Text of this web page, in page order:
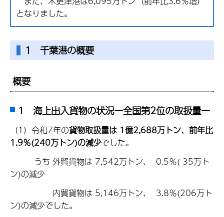
となりました。
1 千葉港の概要
概要
1 海上出入貨物の状況ー全国第2位の取扱量ー
（1）令和7年の貨物取扱量は 1億2,688万トン、前年比
1.9％(240万トン)の減少でした。
うち 外貿貨物は 7,542万トン、 0.5％( 35万ト
ン)の減少
内貿貨物は 5,146万トン、 3.8％(206万ト
ン)の減少でした。